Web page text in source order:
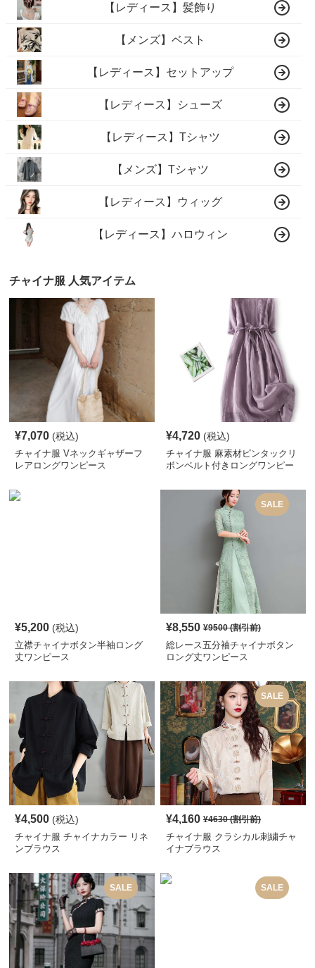
【レディース】髪飾り
【メンズ】ベスト
【レディース】セットアップ
【レディース】シューズ
【レディース】Tシャツ
【メンズ】Tシャツ
【レディース】ウィッグ
【レディース】ハロウィン
チャイナ服 人気アイテム
¥7,070 (税込)
チャイナ服 Vネックギャザーフ
レアロングワンピース
¥4,720 (税込)
チャイナ服 麻素材ピンタックリ
ボンベルト付きロングワンピー
¥5,200 (税込)
立襟チャイナボタン半袖ロング
丈ワンピース
SALE
¥8,550 ¥9500(割引前)
総レース五分袖チャイナボタン
ロング丈ワンピース
¥4,500 (税込)
チャイナ服 チャイナカラー リネ
ンブラウス
SALE
¥4,160 ¥4630(割引前)
チャイナ服 クラシカル刺繍チャ
イナブラウス
SALE SALE